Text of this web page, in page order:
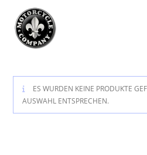
Inhalt
springen
ES WURDEN KEINE PRODUKTE
AUSWAHL ENTSPRECHEN.